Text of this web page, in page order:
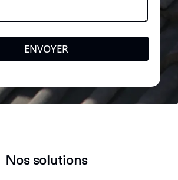
ENVOYER
Nos solutions